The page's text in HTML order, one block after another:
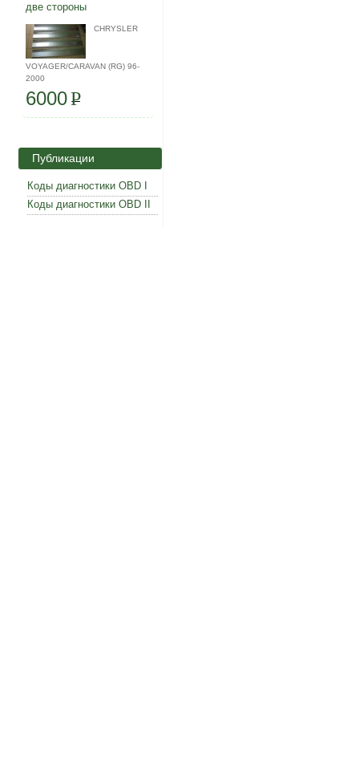
две стороны
CHRYSLER
VOYAGER/CARAVAN (RG) 96-
2000
6000P
Публикации
Коды диагностики OBD I
Коды диагностики OBD II